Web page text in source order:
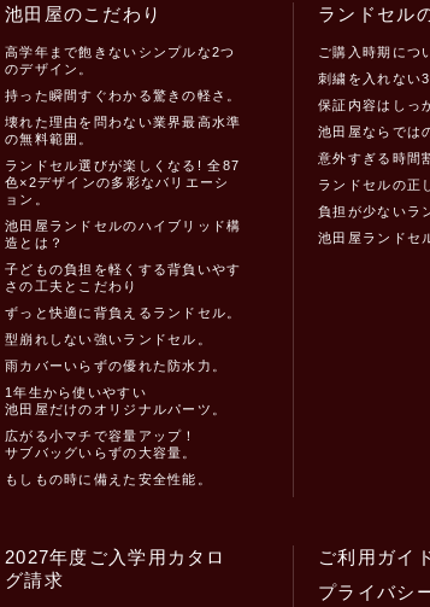
池田屋のこだわり
高学年まで飽きないシンプルな2つ
のデザイン。
持った瞬間すぐわかる驚きの軽さ。
壊れた理由を問わない業界最高水準
の無料範囲。
ランドセル選びが楽しくなる! 全87
色×2デザインの多彩なバリエーシ
ョン。
池田屋ランドセルのハイブリッド構
造とは？
子どもの負担を軽くする背負いやす
さの工夫とこだわり
ずっと快適に背負えるランドセル。
型崩れしない強いランドセル。
雨カバーいらずの優れた防水力。
1年生から使いやすい
池田屋だけのオリジナルパーツ。
広がる小マチで容量アップ！
サブバッグいらずの大容量。
もしもの時に備えた安全性能。
ランドセル
ご購入時期につ
刺繍を入れない
保証内容はしっ
池田屋ならでは
意外すぎる時間
ランドセルの正
負担が少ないラ
池田屋ランドセ
2027年度ご入学用カタロ
グ請求
ご利用ガイ
プライバシ